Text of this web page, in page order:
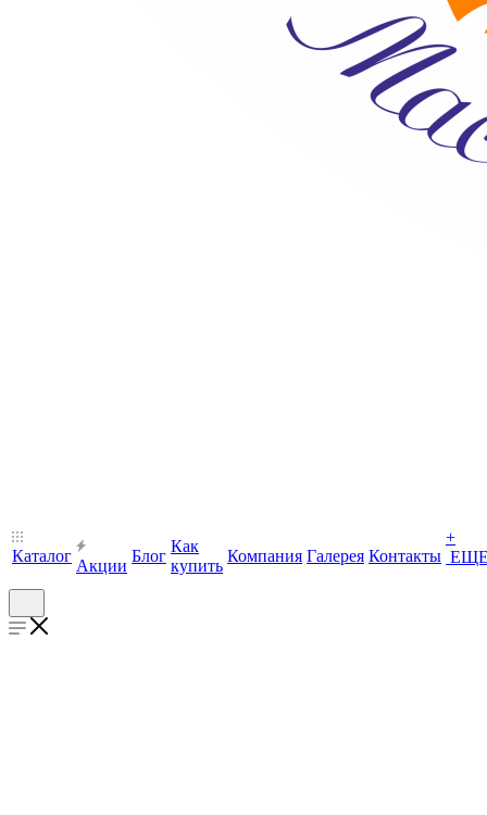
Каталог
Акции
Блог
Как
купить
Компания Галерея Контакты
+